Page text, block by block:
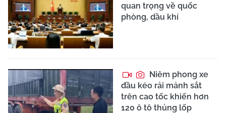
quan trọng về quốc
phòng, dầu khí
Niêm phong xe
đầu kéo rải mảnh sắt
trên cao tốc khiến hơn
120 ô tô thủng lốp